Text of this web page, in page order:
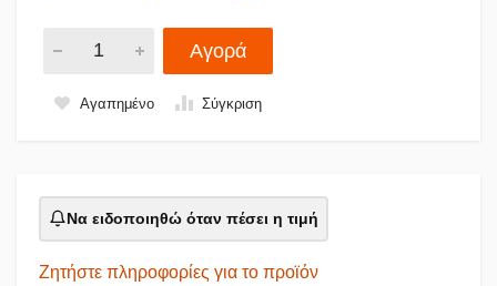
Αγορά
Αγαπημένο Σύγκριση
Να ειδοποιηθώ όταν πέσει η τιμή
Ζητήστε πληροφορίες για το προϊόν